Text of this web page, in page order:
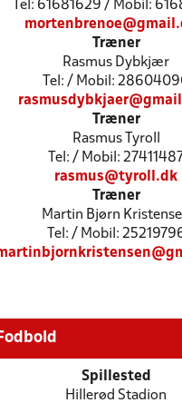
Tel: 61681629 / Mobil:
Træner
Rasmus Dybkjær
Tel: / Mobil:
Træner
Rasmus Tyroll
Tel: / Mobil: 27411487
rasmus@tyroll.dk
Træner
Martin Bjørn
Tel: / Mobil:
Spillested
Hillerød Stadion